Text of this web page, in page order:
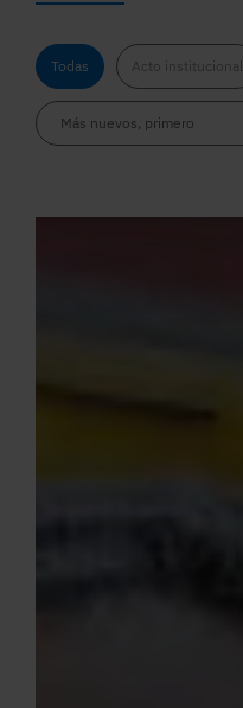
Todas Acto institucional
Más nuevos, primero